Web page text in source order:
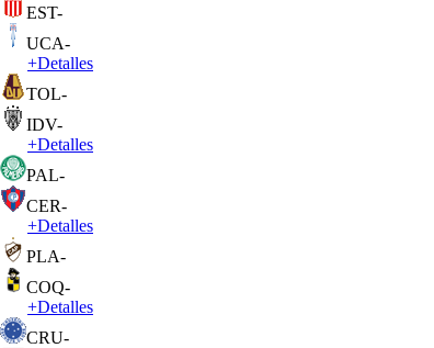
EST-
UCA-
+Detalles
TOL-
IDV-
+Detalles
PAL-
CER-
+Detalles
PLA-
COQ-
+Detalles
CRU-